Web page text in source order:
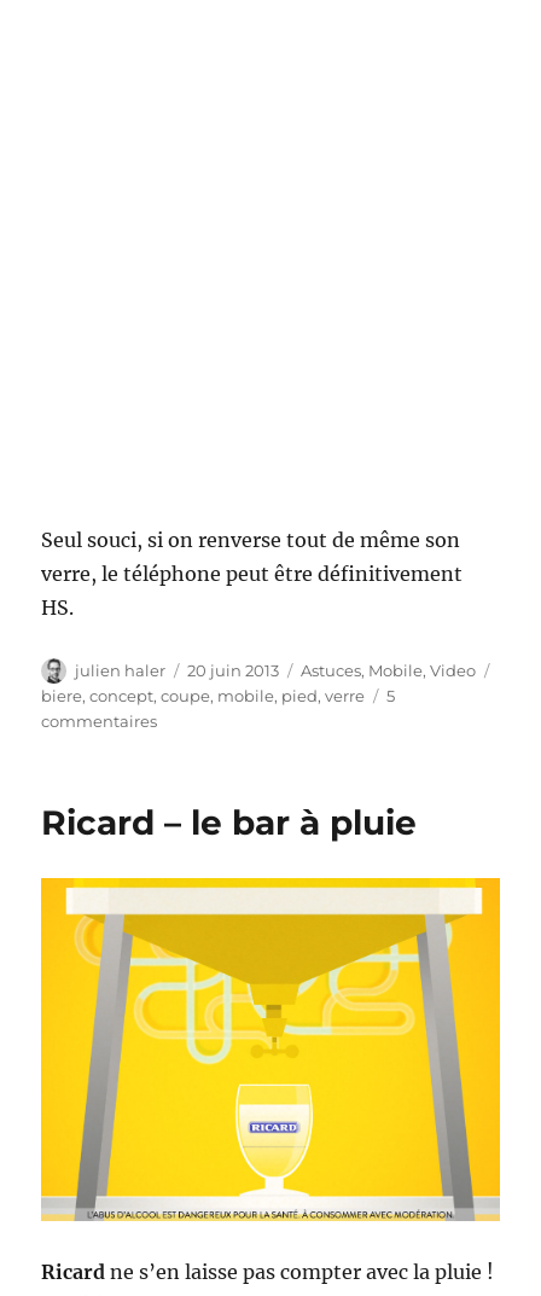
Seul souci, si on renverse tout de même son
verre, le téléphone peut être définitivement
HS.
Auteur
julien haler
Publié
le
20 juin 2013 Catégories
Astuces, Mobile,Video
biere,concept,coupe, mobile, pied,verre
5
commentairessur
–
verre
Ricard – le bar à pluie
Ricard ne s’en laisse pas compter avec la pluie !